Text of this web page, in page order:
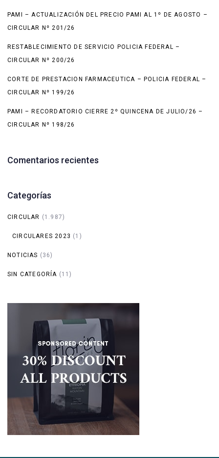
PAMI – ACTUALIZACIÓN DEL PRECIO PAMI AL 1º DE AGOSTO –
CIRCULAR Nº 201/26
RESTABLECIMIENTO DE SERVICIO POLICIA FEDERAL –
CIRCULAR Nº 200/26
CORTE DE PRESTACION FARMACEUTICA – POLICIA FEDERAL –
CIRCULAR Nº 199/26
PAMI – RECORDATORIO CIERRE 2º QUINCENA DE JULIO/26 –
CIRCULAR Nº 198/26
Comentarios recientes
Categorías
CIRCULAR (1.987)
CIRCULARES 2023 (1)
NOTICIAS (36)
SIN CATEGORÍA (11)